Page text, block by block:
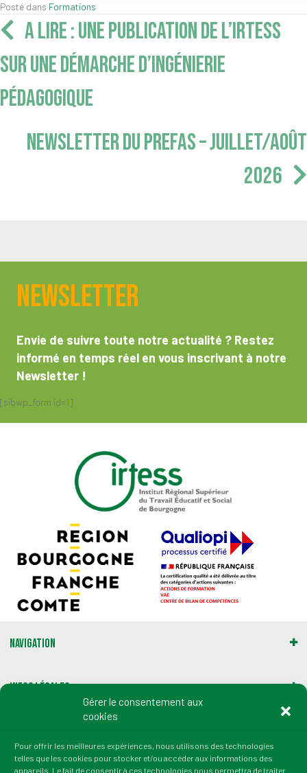
Gérer le consentement aux
cookies
Pour offrir les meilleures expériences, nous utilisons des technologies
telles que les cookies pour stocker et/ou accéder aux informations des
appareils. Le fait de consentir à ces technologies nous permettra de traiter
Posté dans Formations
Navigation
articles
A LIRE : UNE PUBLICATION DE L’IRTESS
SUR UNE DÉMARCHE D’INGÉNIERIE
PÉDAGOGIQUE
NEWSLETTER DU PREFAS – JUILLET/AOÛT
2026
Newsletter
Envie de suivre toute notre actualité ? Restez
informé en temps réel en vous inscrivant à notre
Newsletter !
[sibwp_form id=1]
Navigation
Infos légales
Adresse :